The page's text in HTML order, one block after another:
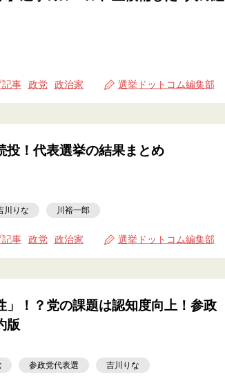
事 政党 政治家 選挙ドットコム編集部
投！代表選挙の結果まとめ
川りな 川裕一郎
事 政党 政治家 選挙ドットコム編集部
」！？党の課題は認知度向上！参政
版
参政党代表選 吉川りな